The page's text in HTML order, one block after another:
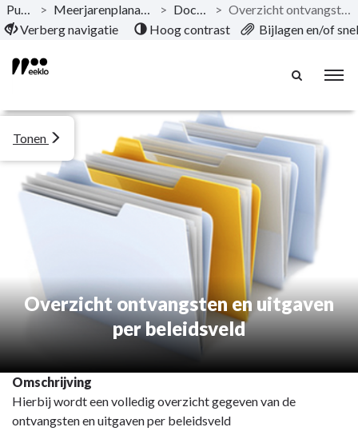
Naar hoofdinhoud
Publicaties > Meerjarenplanaanpassing 2026-2031 - 1 > Documentatie >
Overzicht ontvangsten en uitgaven per beleidsveld
Verberg navigatie
Hoog contrast Bijlagen en/of
Overzicht ontvangsten en uitgaven
per beleidsveld
Tonen
Omschrijving
Hierbij wordt een volledig overzicht gegeven van de
ontvangsten en uitgaven per beleidsveld